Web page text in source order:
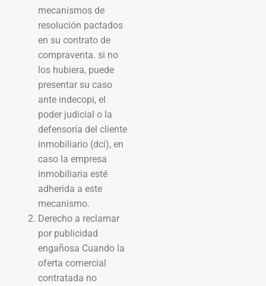
mecanismos de
resolución pactados
en su contrato de
compraventa. si no
los hubiera, puede
presentar su caso
ante indecopi, el
poder judicial o la
defensoría del cliente
inmobiliario (dci), en
caso la empresa
inmobiliaria esté
adherida a este
mecanismo.
Derecho a reclamar
por publicidad
engañosa Cuando la
oferta comercial
contratada no